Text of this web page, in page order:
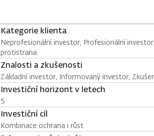
Kategorie klienta
Neprofesionální investor, Profesionální
protistrana
Znalosti a zkušenosti
Základní investor, Informovaný investor,
Investiční horizont v letech
5
Investiční cíl
Kombinace ochrana i růst